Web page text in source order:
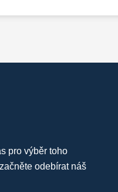
pro výběr toho
odebírat náš